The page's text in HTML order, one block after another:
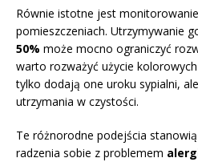
Równie istotne jest
pomieszczeniach. Utrzymywanie
50% może mocno ograniczyć
warto rozważyć użycie
tylko dodają one uroku sypialni,
utrzymania w czystości.
Te różnorodne podejścia
radzenia sobie z problemem